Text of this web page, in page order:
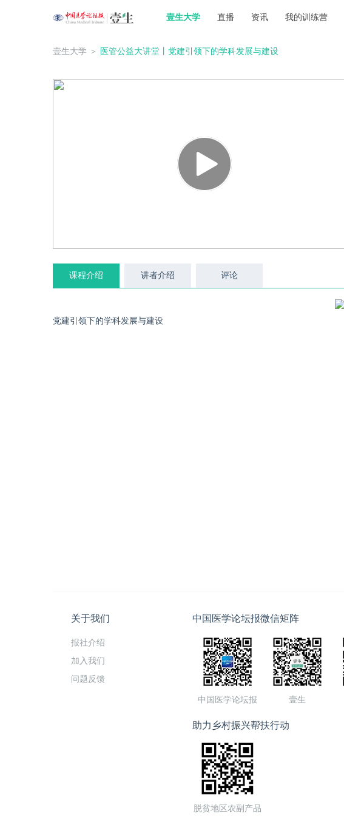
壹生大学 直播 资讯 我的训练营
壹生大学 ＞ 医管公益大讲堂丨党建引领下的学科发展与建设
课程介绍 讲者介绍 评论
党建引领下的学科发展与建设
关于我们
报社介绍
加入我们
问题反馈
中国医学论坛报微信矩阵
中国医学论坛报 壹生
助力乡村振兴帮扶行动
脱贫地区农副产品